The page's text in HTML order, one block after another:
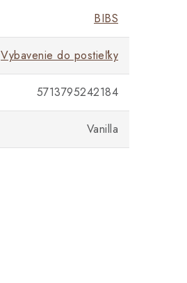
BIBS
Vybavenie do postieľky
5713795242184
Vanilla